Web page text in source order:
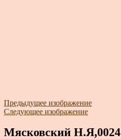
Предыдущее изображение
Следующее изображение
Мясковский Н.Я,0024